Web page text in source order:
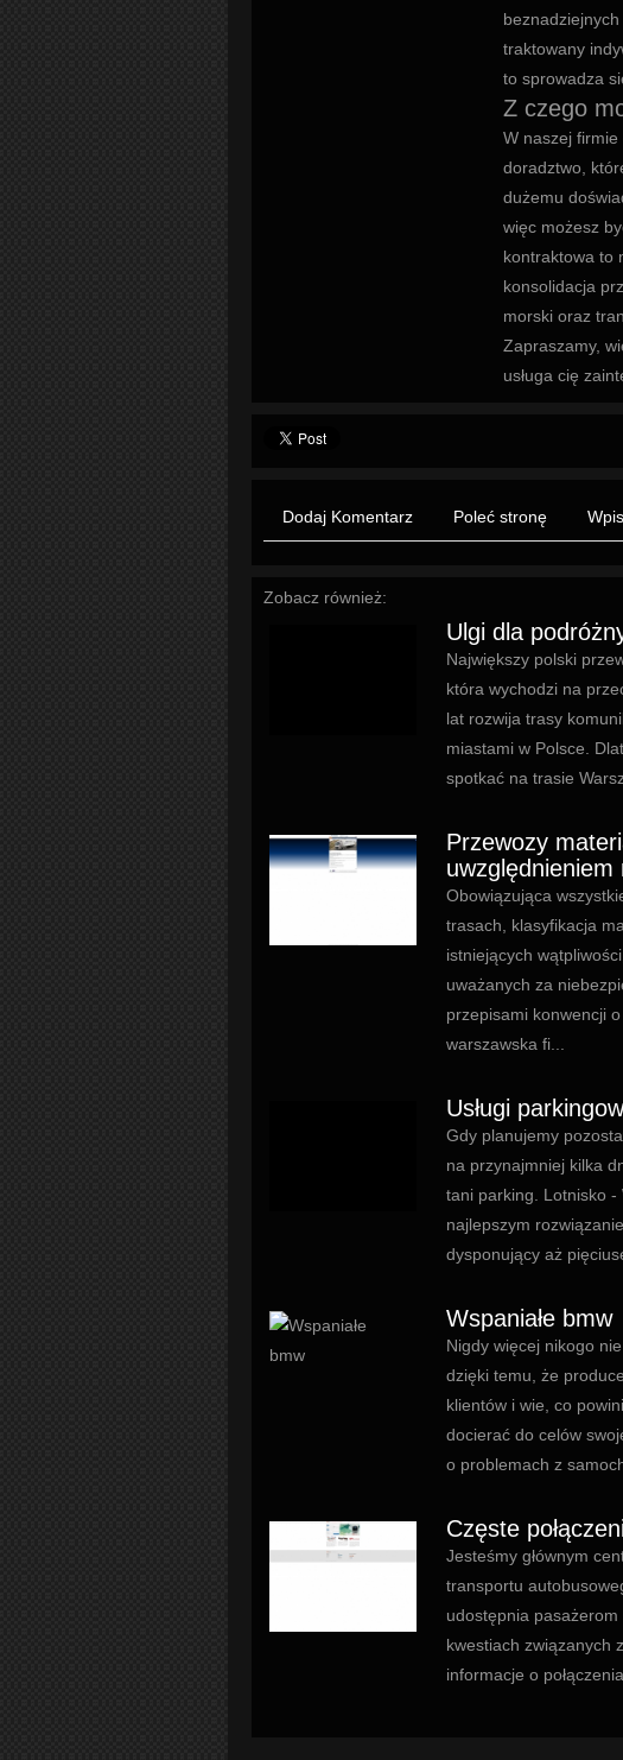
traktowany
to sprowadza
Z czego
W naszej
doradztwo,
dużemu
więc możesz
kontraktowa to
konsolidacja
morski oraz
Zapraszamy,
usługa cię
Dodaj Komentarz Poleć stronę
Zobacz również:
Ulgi dla
Największy polski
która wychodzi na
lat rozwija trasy
miastami w Polsce.
spotkać na trasie
Przewozy
Obowiązująca
trasach, klasyfikacja
istniejących
uważanych za
przepisami konwencji
warszawska fi...
Usługi
Gdy planujemy
na przynajmniej kilka
tani parking. Lotnisko -
najlepszym
dysponujący aż
Wspaniałe bmw
Nigdy więcej nikogo
dzięki temu, że
klientów i wie, co
docierać do celów
o problemach z
Częste
Jesteśmy głównym
transportu
udostępnia
kwestiach związanych
informacje o